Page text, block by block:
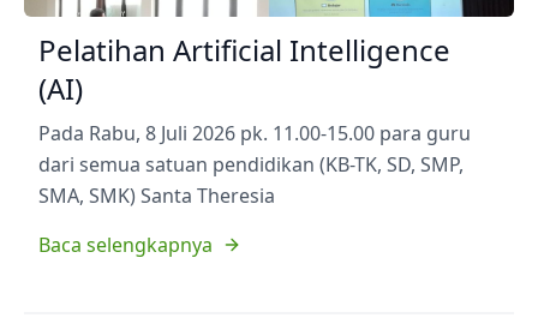
Pelatihan Artificial Intelligence
(AI)
Pada Rabu, 8 Juli 2026 pk. 11.00-15.00 para guru
dari semua satuan pendidikan (KB-TK, SD, SMP,
SMA, SMK) Santa Theresia
Baca selengkapnya